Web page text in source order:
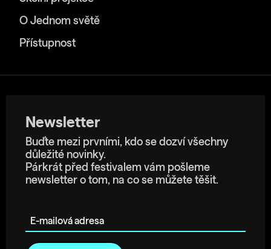
O Jednom světě
Přístupnost
Newsletter
Buďte mezi prvními, kdo se dozví všechny
důležité novinky.
Párkrát před festivalem vám pošleme
newsletter o tom, na co se můžete těšit.